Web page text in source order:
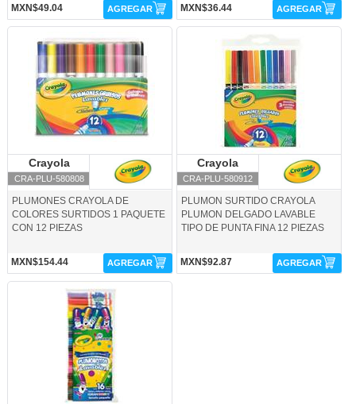
MXN$49.04 AGREGAR MXN$36.44 AGREGAR
Crayola
CRA-PLU-580808
PLUMONES CRAYOLA DE
COLORES SURTIDOS 1 PAQUETE
CON 12 PIEZAS
MXN$154.44 AGREGAR
Crayola
CRA-PLU-580912
PLUMON SURTIDO CRAYOLA
PLUMON DELGADO LAVABLE
TIPO DE PUNTA FINA 12 PIEZAS
MXN$92.87 AGREGAR
CRA-PLU-588703-Crayola